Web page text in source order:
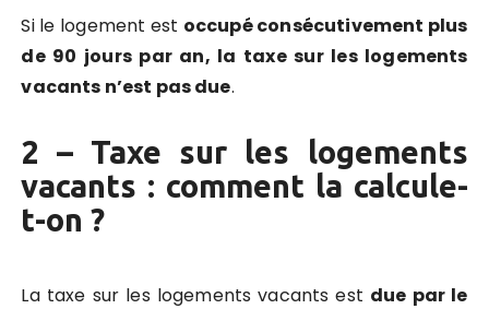
Si le logement est occupé consécutivement plus
de 90 jours par an, la taxe sur les logements
vacants n’est pas due.
2 – Taxe sur les logements
vacants : comment la calcule-
t-on ?
La taxe sur les logements vacants est due par le